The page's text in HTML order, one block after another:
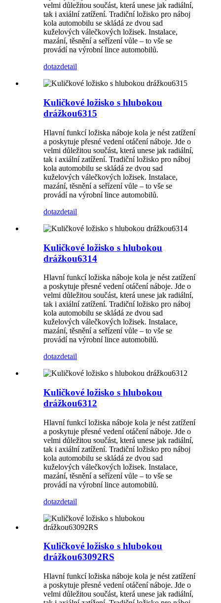
velmi důležitou součást, která unese jak radiální,
tak i axiální zatížení. Tradiční ložisko pro náboj
kola automobilu se skládá ze dvou sad
kuželových válečkových ložisek. Instalace,
mazání, těsnění a seřízení vůle – to vše se
provádí na výrobní lince automobilů.
dotazdetail
Kuličkové ložisko s hlubokou
drážkou6315
Hlavní funkcí ložiska náboje kola je nést zatížení
a poskytuje přesné vedení otáčení náboje. Jde o
velmi důležitou součást, která unese jak radiální,
tak i axiální zatížení. Tradiční ložisko pro náboj
kola automobilu se skládá ze dvou sad
kuželových válečkových ložisek. Instalace,
mazání, těsnění a seřízení vůle – to vše se
provádí na výrobní lince automobilů.
dotazdetail
Kuličkové ložisko s hlubokou
drážkou6314
Hlavní funkcí ložiska náboje kola je nést zatížení
a poskytuje přesné vedení otáčení náboje. Jde o
velmi důležitou součást, která unese jak radiální,
tak i axiální zatížení. Tradiční ložisko pro náboj
kola automobilu se skládá ze dvou sad
kuželových válečkových ložisek. Instalace,
mazání, těsnění a seřízení vůle – to vše se
provádí na výrobní lince automobilů.
dotazdetail
Kuličkové ložisko s hlubokou
drážkou6312
Hlavní funkcí ložiska náboje kola je nést zatížení
a poskytuje přesné vedení otáčení náboje. Jde o
velmi důležitou součást, která unese jak radiální,
tak i axiální zatížení. Tradiční ložisko pro náboj
kola automobilu se skládá ze dvou sad
kuželových válečkových ložisek. Instalace,
mazání, těsnění a seřízení vůle – to vše se
provádí na výrobní lince automobilů.
dotazdetail
Kuličkové ložisko s hlubokou
drážkou63092RS
Hlavní funkcí ložiska náboje kola je nést zatížení
a poskytuje přesné vedení otáčení náboje. Jde o
velmi důležitou součást, která unese jak radiální,